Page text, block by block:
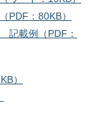
PDF：80KB）
記載例（PDF：
）